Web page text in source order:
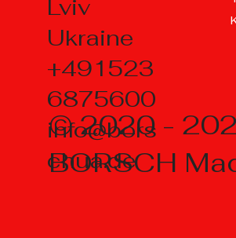
Lviv
Ukraine
+491523
6875600
info@bors
chua.de
© 2020 -
BORSCH